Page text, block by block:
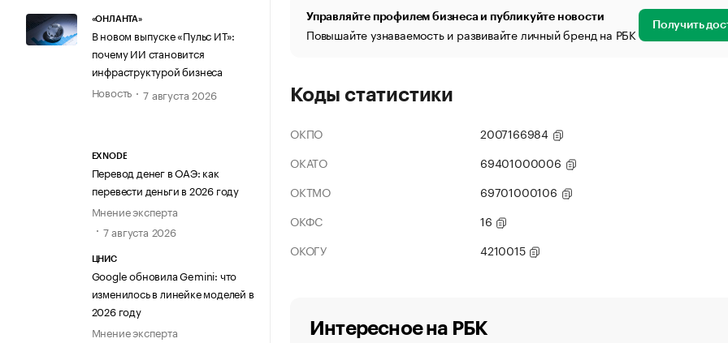
«ОНЛАНТА»
В новом выпуске «Пульс ИТ»:
почему ИИ становится
инфраструктурой бизнеса
Новость
7 августа 2026
EXNODE
Перевод денег в ОАЭ: как
перевести деньги в 2026 году
Мнение эксперта
7 августа 2026
ЦНИС
Google обновила Gemini: что
изменилось в линейке моделей в
2026 году
Мнение эксперта
Управляйте профилем бизнеса и публикуйте новости
Повышайте узнаваемость и развивайте личный бренд на РБК Получить
Коды статистики
ОКПО
2007166984
ОКАТО
69401000006
ОКТМО
69701000106
ОКФС
16
ОКОГУ
4210015
Интересное на РБК